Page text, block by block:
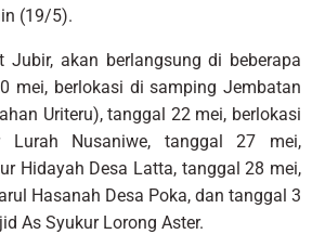
(19/5).
Jubir, akan berlangsung di beberapa
mei, berlokasi di samping Jembatan
Uriteru), tanggal 22 mei, berlokasi
Lurah Nusaniwe, tanggal 27 mei,
Hidayah Desa Latta, tanggal 28 mei,
Hasanah Desa Poka, dan tanggal 3
As Syukur Lorong Aster.